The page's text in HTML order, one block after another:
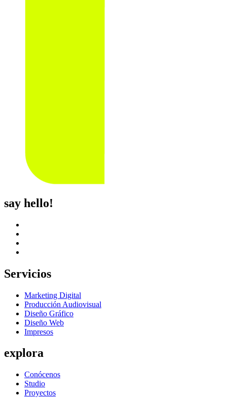
say hello!
Servicios
Marketing Digital
Producción Audiovisual
Diseño Gráfico
Diseño Web
Impresos
explora
Conócenos
Studio
Proyectos